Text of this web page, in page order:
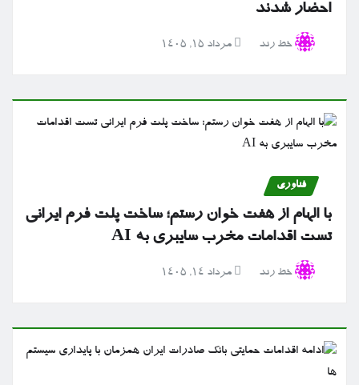
احضار شدند
خط رند مرداد ۱۵, ۱۴۰۵
فناوری
با الهام از هفت خوان رستم؛ ساخت پلت فرم ایرانی
تست اقدامات مخرب سایبری به AI
خط رند مرداد ۱۴, ۱۴۰۵